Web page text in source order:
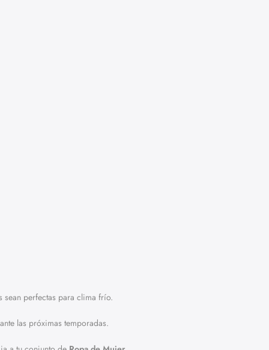
perfectas para clima frío.
las próximas temporadas.